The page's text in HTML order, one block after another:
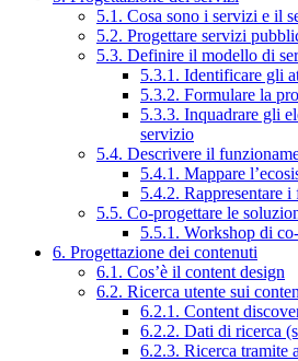
5.1. Cosa sono i servizi e il
5.2. Progettare servizi
5.3. Definire il modello di
5.3.1. Identificare gli
5.3.2. Formulare la
5.3.3. Inquadrare gli
servizio
5.4. Descrivere il
5.4.1. Mappare
5.4.2. Rappresentare
5.5. Co-progettare le
5.5.1. Workshop di
6. Progettazione dei contenuti
6.1. Cos’è il content design
6.2. Ricerca utente sui
6.2.1. Content
6.2.2. Dati di ricerca
6.2.3. Ricerca tramite